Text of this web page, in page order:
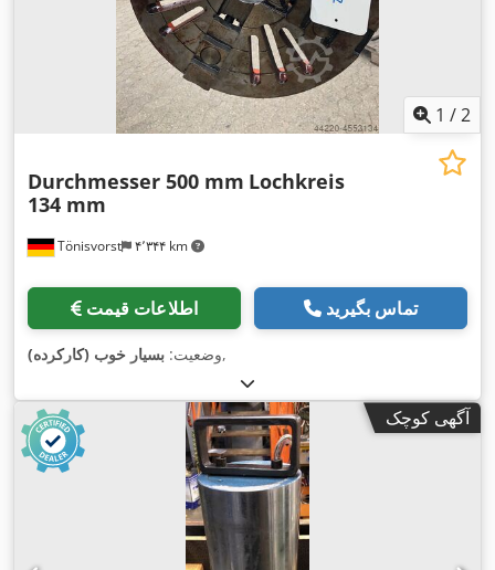
1 /2
Tönisvorst ۴٬۳۴۴ km
Durchmesser 500 mm Lochkreis
134 mm
اطلاعات قیمت تماس بگیرید
وضعیت: بسیار خوب (کارکرده) ,
آگهی کوچک